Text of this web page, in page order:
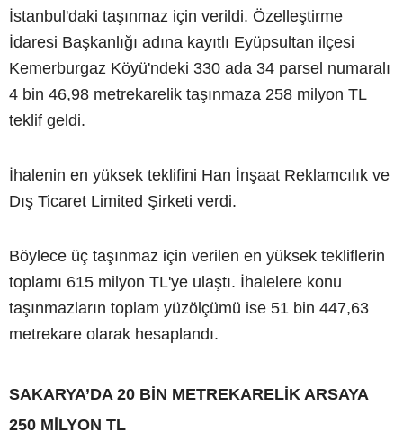
İstanbul'daki taşınmaz için verildi. Özelleştirme
İdaresi Başkanlığı adına kayıtlı Eyüpsultan ilçesi
Kemerburgaz Köyü'ndeki 330 ada 34 parsel numaralı
4 bin 46,98 metrekarelik taşınmaza 258 milyon TL
teklif geldi.
İhalenin en yüksek teklifini Han İnşaat Reklamcılık ve
Dış Ticaret Limited Şirketi verdi.
Böylece üç taşınmaz için verilen en yüksek tekliflerin
toplamı 615 milyon TL'ye ulaştı. İhalelere konu
taşınmazların toplam yüzölçümü ise 51 bin 447,63
metrekare olarak hesaplandı.
SAKARYA’DA 20 BİN METREKARELİK ARSAYA
250 MİLYON TL